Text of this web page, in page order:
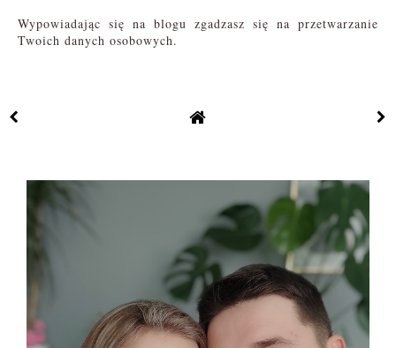
Wypowiadając się na blogu zgadzasz się na przetwarzanie
Twoich danych osobowych.